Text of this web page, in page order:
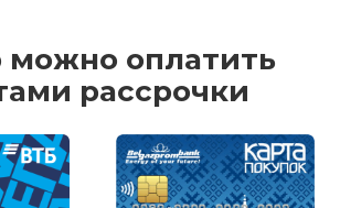
можно оплатить
рассрочки